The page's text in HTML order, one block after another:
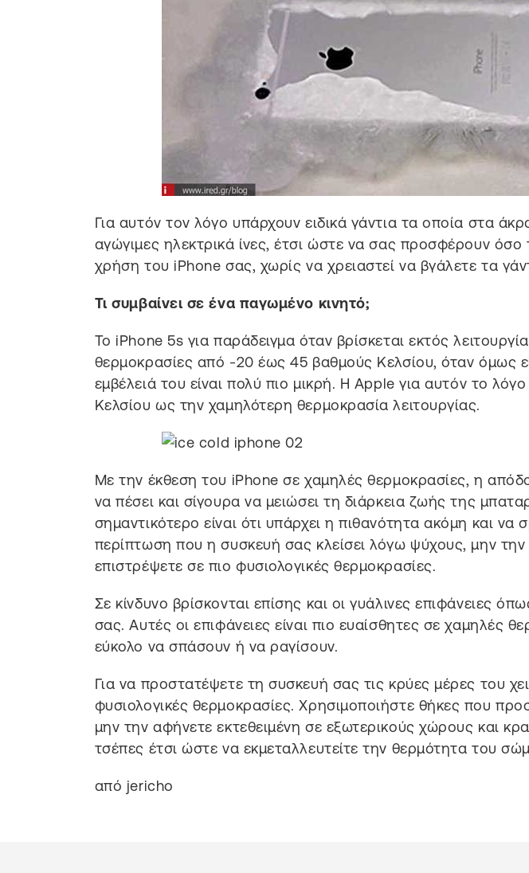
Για αυτόν τον λόγο υπάρχουν ειδικά γάντια τα οποία στα
αγώγιμες ηλεκτρικά ίνες, έτσι ώστε να σας προσφέρουν
χρήση του iPhone σας, χωρίς να χρειαστεί να βγάλετε τα
Τι συμβαίνει σε ένα παγωμένο κινητό;
Το iPhone 5s για παράδειγμα όταν βρίσκεται εκτός
θερμοκρασίες από -20 έως 45 βαθμούς Κελσίου, όταν όμως
εμβέλειά του είναι πολύ πιο μικρή. Η Apple για αυτόν το
Κελσίου ως την χαμηλότερη θερμοκρασία λειτουργίας.
Με την έκθεση του iPhone σε χαμηλές θερμοκρασίες, η
να πέσει και σίγουρα να μειώσει τη διάρκεια ζωής της
σημαντικότερο είναι ότι υπάρχει η πιθανότητα ακόμη και
περίπτωση που η συσκευή σας κλείσει λόγω ψύχους, μην την
επιστρέψετε σε πιο φυσιολογικές θερμοκρασίες.
Σε κίνδυνο βρίσκονται επίσης και οι γυάλινες επιφάνειες
σας. Αυτές οι επιφάνειες είναι πιο ευαίσθητες σε χαμηλές
εύκολο να σπάσουν ή να ραγίσουν.
Για να προστατέψετε τη συσκευή σας τις κρύες μέρες του
φυσιολογικές θερμοκρασίες. Χρησιμοποιήστε θήκες που
μην την αφήνετε εκτεθειμένη σε εξωτερικούς χώρους και
τσέπες έτσι ώστε να εκμεταλλευτείτε την θερμότητα του
από jericho